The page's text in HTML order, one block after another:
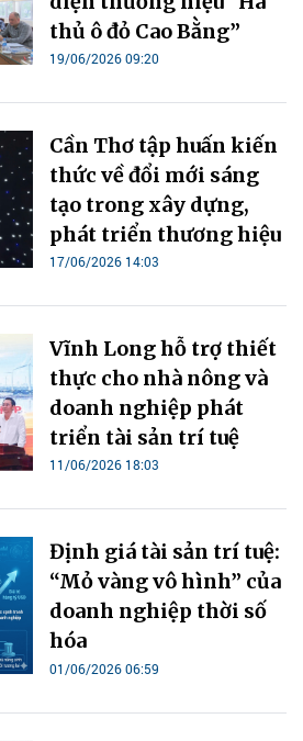
thủ ô đỏ Cao Bằng”
19/06/2026 09:20
Cần Thơ tập huấn kiến
thức về đổi mới sáng
tạo trong xây dựng,
phát triển thương hiệu
17/06/2026 14:03
Vĩnh Long hỗ trợ thiết
thực cho nhà nông và
doanh nghiệp phát
triển tài sản trí tuệ
11/06/2026 18:03
Định giá tài sản trí tuệ:
“Mỏ vàng vô hình” của
doanh nghiệp thời số
hóa
01/06/2026 06:59